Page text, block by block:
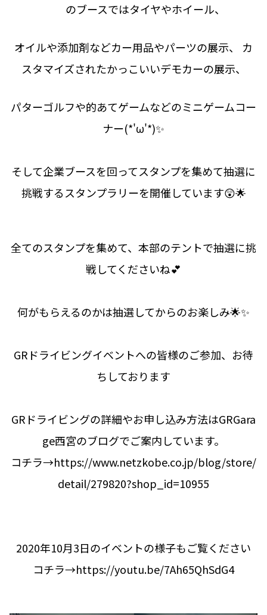
のブースではタイヤやホイール、
オイルや添加剤などカー用品やパーツの展示、 カ
スタマイズされたかっこいいデモカーの展示、
パターゴルフや的あてゲームなどのミニゲームコー
ナー(*'ω'*)✨
そして企業ブースを回ってスタンプを集めて抽選に
挑戦するスタンプラリーを開催しています😲🌟
全てのスタンプを集めて、本部のテントで抽選に挑
戦してくださいね💕
何がもらえるのかは抽選してからのお楽しみ🌟✨
GRドライビングイベントへの皆様のご参加、お待
ちしております
GRドライビングの詳細やお申し込み方法はGRGara
ge西宮のブログでご案内しています。
コチラ→https://www.netzkobe.co.jp/blog/store/
detail/279820?shop_id=10955
2020年10月3日のイベントの様子もご覧ください
コチラ→https://youtu.be/7Ah65QhSdG4